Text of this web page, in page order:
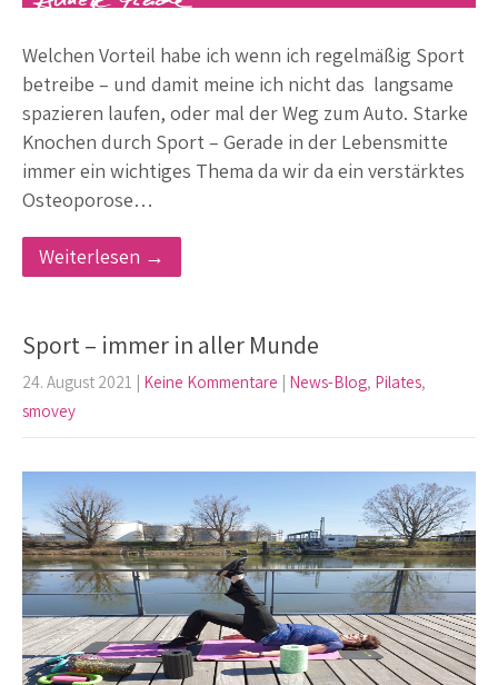
Welchen Vorteil habe ich wenn ich regelmäßig Sport
betreibe – und damit meine ich nicht das langsame
spazieren laufen, oder mal der Weg zum Auto. Starke
Knochen durch Sport – Gerade in der Lebensmitte
immer ein wichtiges Thema da wir da ein verstärktes
Osteoporose…
Weiterlesen →
Sport – immer in aller Munde
24. August 2021 | Keine Kommentare | News-Blog, Pilates,
smovey